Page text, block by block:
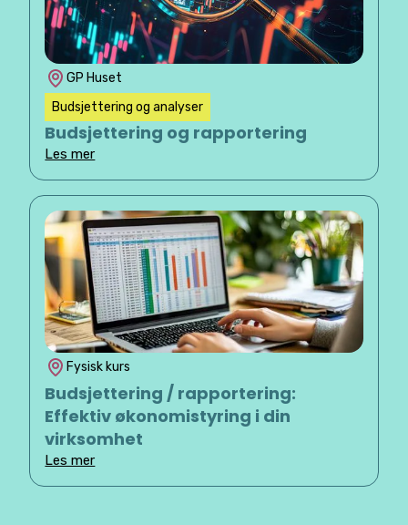
GP Huset
Budsjettering og analyser
Budsjettering og rapportering
Les mer
Fysisk kurs
Budsjettering / rapportering:
Effektiv økonomistyring i din
virksomhet
Les mer